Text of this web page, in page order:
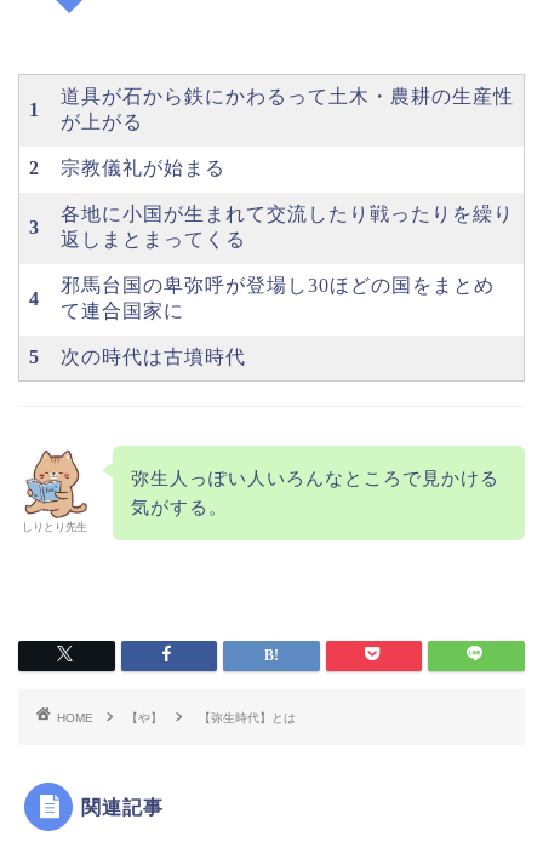
1
道具が石から鉄にかわるって土木・農耕の生産性
が上がる
2 宗教儀礼が始まる
3
各地に小国が生まれて交流したり戦ったりを繰り
返しまとまってくる
4
邪馬台国の卑弥呼が登場し30ほどの国をまとめ
て連合国家に
5 次の時代は古墳時代
しりとり先生
弥生人っぽい人いろんなところで見かける
気がする。
HOME 【や】 【弥生時代】とは
関連記事